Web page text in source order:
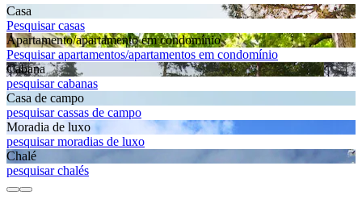
Casa
Pesquisar casas
Apartamento/apartamento em condomínio
Pesquisar apartamentos/apartamentos em condomínio
Cabana
pesquisar cabanas
Casa de campo
pesquisar cassas de campo
Moradia de luxo
pesquisar moradias de luxo
Chalé
pesquisar chalés